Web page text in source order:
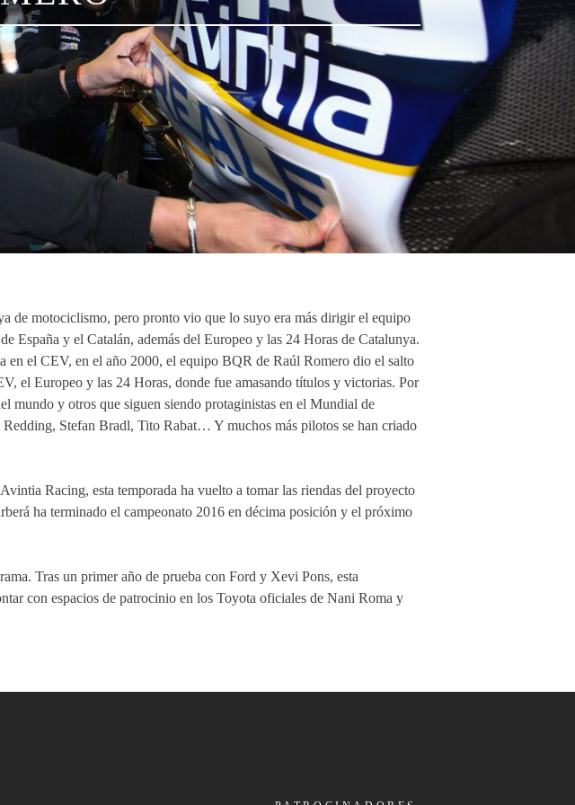
de motociclismo, pero pronto vio que lo suyo era más dirigir el equipo
España y el Catalán, además del Europeo y las 24 Horas de Catalunya.
en el CEV, en el año 2000, el equipo BQR de Raúl Romero dio el salto
el Europeo y las 24 Horas, donde fue amasando títulos y victorias. Por
mundo y otros que siguen siendo protaginistas en el Mundial de
Stefan Bradl, Tito Rabat… Y muchos más pilotos se han criado
Racing, esta temporada ha vuelto a tomar las riendas del proyecto
ha terminado el campeonato 2016 en décima posición y el próximo
Tras un primer año de prueba con Ford y Xevi Pons, esta
con espacios de patrocinio en los Toyota oficiales de Nani Roma y